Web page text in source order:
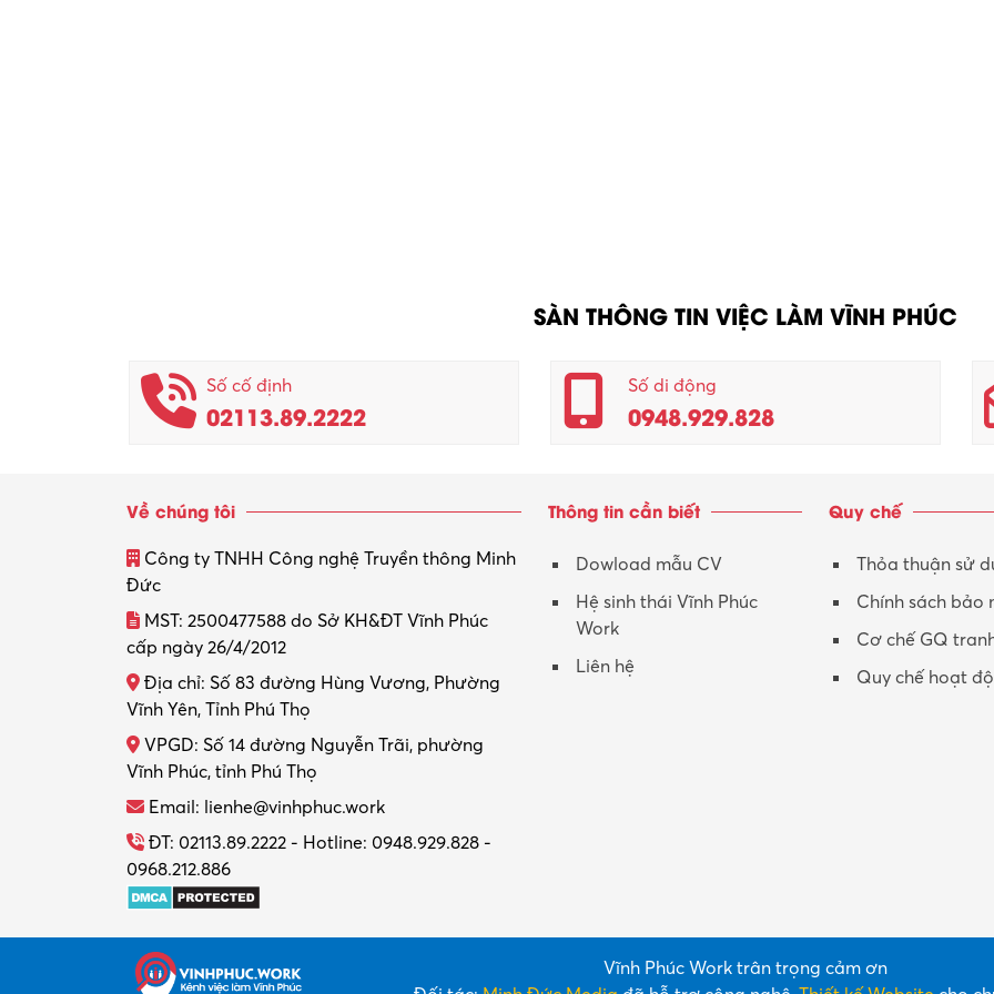
SÀN THÔNG TIN VIỆC LÀM VĨNH PHÚC
Số cố định
02113.89.2222
Số di động
0948.929.828
Về chúng tôi
Công ty TNHH Công nghệ Truyền thông Minh
Đức
MST: 2500477588 do Sở KH&ĐT Vĩnh Phúc
cấp ngày 26/4/2012
Địa chỉ: Số 83 đường Hùng Vương, Phường
Vĩnh Yên, Tỉnh Phú Thọ
VPGD: Số 14 đường Nguyễn Trãi, phường
Vĩnh Phúc, tỉnh Phú Thọ
Email: lienhe@vinhphuc.work
ĐT: 02113.89.2222 - Hotline: 0948.929.828 -
0968.212.886
Thông tin cần biết
Dowload mẫu CV
Hệ sinh thái Vĩnh Phúc
Work
Liên hệ
Quy chế
Thỏa thuận sử
Chính sách bảo
Cơ chế GQ
Quy chế hoạt
Vĩnh Phúc Work trân trọng cảm ơn